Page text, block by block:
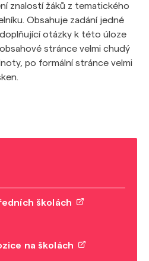
znalostí žáků z tematického
Obsahuje zadání jedné
otázky k této úloze
stránce velmi chudý
po formální stránce velmi
školách
na školách